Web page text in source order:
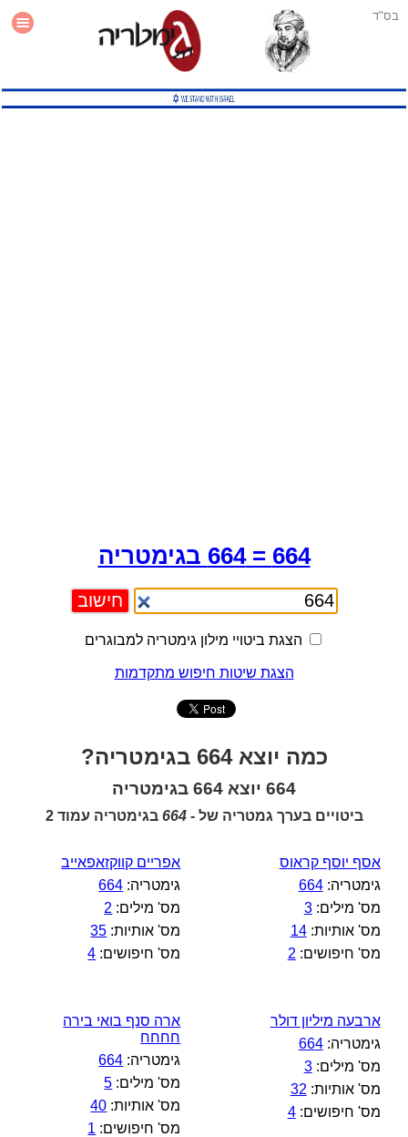
בס"ד
עזרה
664 = 664 בגימטריה
הצגת ביטויי מילון גימטריה למבוגרים
הצגת שיטות חיפוש מתקדמות
כמה יוצא 664 בגימטריה?
664 יוצא 664 בגימטריה
ביטויים בערך גמטריה של -664 בגימטריה עמוד 2
אסף יוסף קראוס
גימטריה:664
מס' מילים:3
מס' אותיות:14
מס' חיפושים: 2
אפריים קווקזאפאייב
גימטריה: 664
מס' מילים: 2
מס' אותיות: 35
מס' חיפושים: 4
ארבעה מיליון דולר
גימטריה:664
מס' מילים:3
מס' אותיות: 32
מס' חיפושים:4
ארה סנף בואי בירה
חחחח
גימטריה: 664
מס' מילים: 5
מס' אותיות: 40
מס' חיפושים: 1